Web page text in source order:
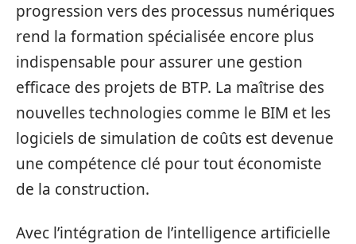
progression vers des processus numériques
rend la formation spécialisée encore plus
indispensable pour assurer une gestion
efficace des projets de BTP. La maîtrise des
nouvelles technologies comme le BIM et les
logiciels de simulation de coûts est devenue
une compétence clé pour tout économiste
de la construction.
Avec l’intégration de l’intelligence artificielle